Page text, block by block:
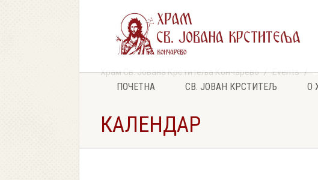
ПОЧЕТНА СВ. ЈОВАН КРСТИТЕЉ О
Храм Св. Јована Крститеља Кончарево Events
КАЛЕНДАР